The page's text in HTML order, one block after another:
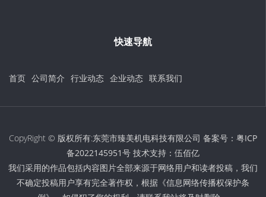
快速导航
首页 公司简介 行业动态 企业动态 联系我们
CopyRight © 版权所有:东莞市臻美机电科技有限公司 备案号： 粤ICP
备2022145951号 技术支持： 伍佰亿
我们采用的作品包括内容图片全部来源于网络用户和读者投稿，我们
不确定投稿用户享有完全著作权，根据《信息网络传播权保护条